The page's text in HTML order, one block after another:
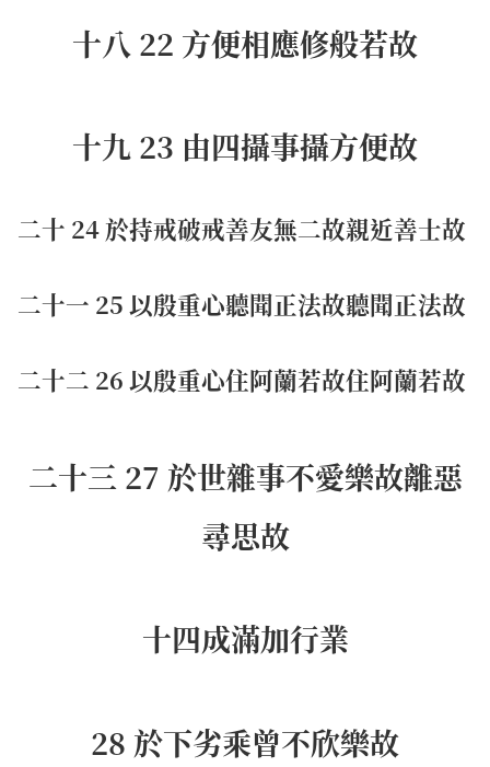
十八 22 方便相應修般若故
十九 23 由四攝事攝方便故
二十 24 於持戒破戒善友無二故親近善士故
二十一 25 以殷重心聽聞正法故聽聞正法故
二十二 26 以殷重心住阿蘭若故住阿蘭若故
二十三 27 於世雜事不愛樂故離惡
尋思故
十四成滿加行業
28 於下劣乘曾不欣樂故